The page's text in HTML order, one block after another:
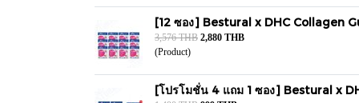
[12 ซอง] Bestural x DHC Collagen
3,576 THB 2,880 THB
(Product)
[โปรโมชั่น 4 แถม 1 ซอง] Bestural x